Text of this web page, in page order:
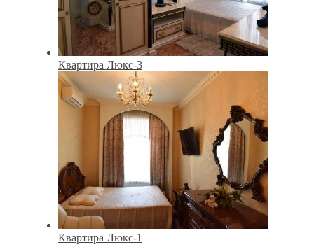
Квартира Люкс-3
Квартира Люкс-1